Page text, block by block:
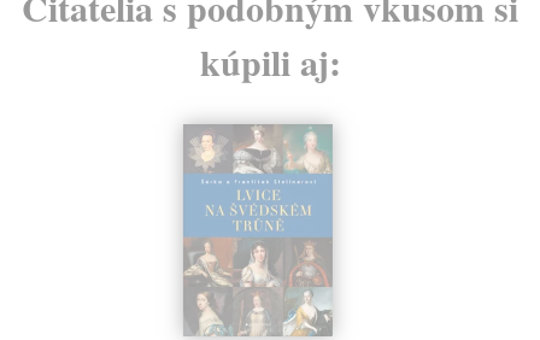
kúpili aj: